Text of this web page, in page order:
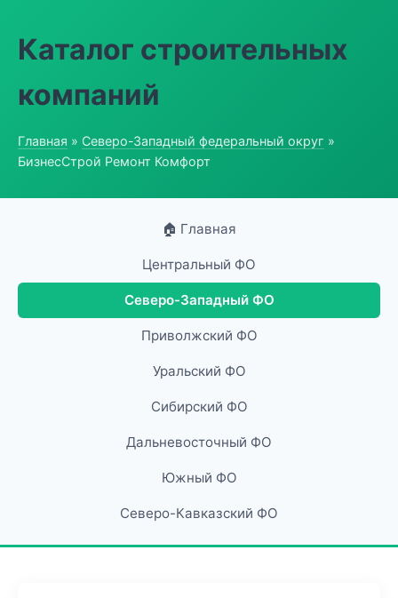
Каталог строительных
компаний
Главная » Северо-Западный федеральный округ »
БизнесСтрой Ремонт Комфорт
🏠 Главная
Центральный ФО
Северо-Западный ФО
Приволжский ФО
Уральский ФО
Сибирский ФО
Дальневосточный ФО
Южный ФО
Северо-Кавказский ФО